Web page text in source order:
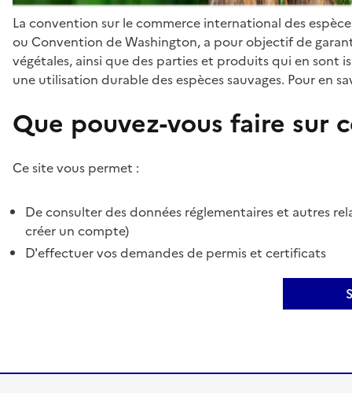
La convention sur le commerce international des
ou Convention de Washington, a pour objectif de
végétales, ainsi que des parties et produits qui en sont
une utilisation durable des espèces sauvages. Pour en
Que pouvez-vous faire sur
Ce site vous permet :
De consulter des données réglementaires et autres
créer un compte)
D'effectuer vos demandes de permis et certificats